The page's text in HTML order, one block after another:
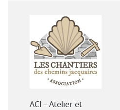
Type de structure
ACI – Atelier et